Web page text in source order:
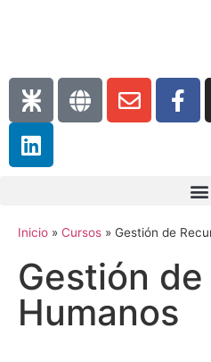
Inicio » Cursos » Gestión de
Gestión
Humanos